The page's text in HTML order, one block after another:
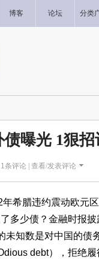
博客 论坛 分类
曝光 1狠
1条评论 | 查看/发表评论
希腊违约震动欧元
多少债？金融时报
未知数是对中国的债
debt），拒绝